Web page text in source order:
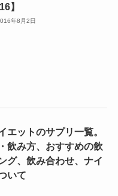
】
年8月2日
エットのサプリ一覧。
飲み方、おすすめの飲
グ、飲み合わせ、ナイ
いて